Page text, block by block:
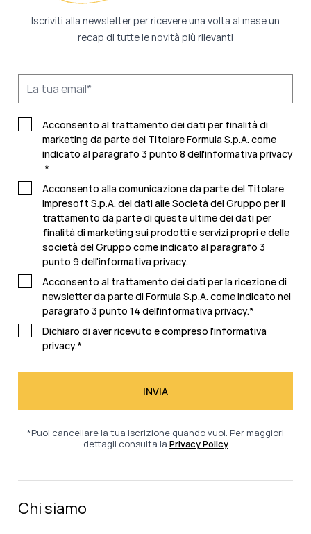
Iscriviti alla newsletter per ricevere una volta al mese un
recap di tutte le novità più rilevanti
Acconsento al trattamento dei dati per finalità di
marketing da parte del Titolare Formula S.p.A. come
indicato al paragrafo 3 punto 8 dell'informativa privacy
*
Acconsento alla comunicazione da parte del Titolare
Impresoft S.p.A. dei dati alle Società del Gruppo per il
trattamento da parte di queste ultime dei dati per
finalità di marketing sui prodotti e servizi propri e delle
società del Gruppo come indicato al paragrafo 3
punto 9 dell'informativa privacy.
Acconsento al trattamento dei dati per la ricezione di
newsletter da parte di Formula S.p.A. come indicato nel
paragrafo 3 punto 14 dell'informativa privacy.*
Dichiaro di aver ricevuto e compreso l'informativa
privacy.*
*Puoi cancellare la tua iscrizione quando vuoi. Per maggiori
dettagli consulta la Privacy Policy
Chi siamo